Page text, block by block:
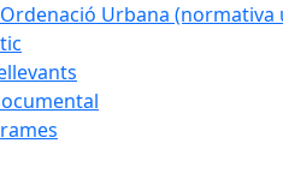
Urbana (normativa